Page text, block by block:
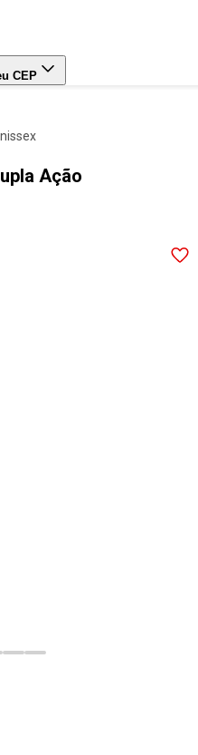
CEP
unissex
Ação